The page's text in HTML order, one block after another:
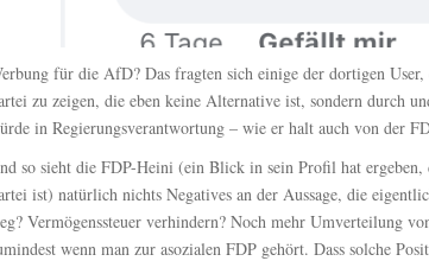
für die AfD? Das fragten sich einige der dortigen
zu zeigen, die eben keine Alternative ist, sondern durch
in Regierungsverantwortung – wie er halt auch von der
so sieht die FDP-Heini (ein Blick in sein Profil hat ergeben,
ist) natürlich nichts Negatives an der Aussage, die
Vermögenssteuer verhindern? Noch mehr Umverteilung
wenn man zur asozialen FDP gehört. Dass solche